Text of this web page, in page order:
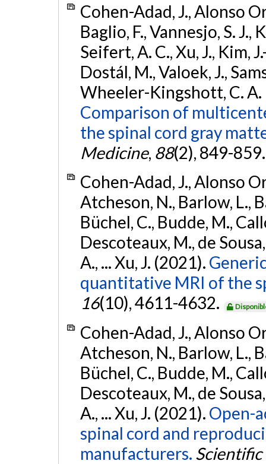
Cohen-Adad, J., Alonso
Baglio, F., Vannesjo, S.
Seifert, A. C., Xu, J., Kim,
Dostál, M., Valoek, J.,
Wheeler-Kingshott, C. A.
Comparison of
the spinal cord gray
Medicine, 88(2), 849-
Cohen-Adad, J., Alonso
Atcheson, N., Barlow, L.,
Büchel, C., Budde, M.,
Descoteaux, M., de
A., ... Xu, J. (2021).
quantitative MRI of the
16(10), 4611-4632.
Cohen-Adad, J., Alonso
Atcheson, N., Barlow, L.,
Büchel, C., Budde, M.,
Descoteaux, M., de
A., ... Xu, J. (2021). Open-
spinal cord and
manufacturers. Scientific